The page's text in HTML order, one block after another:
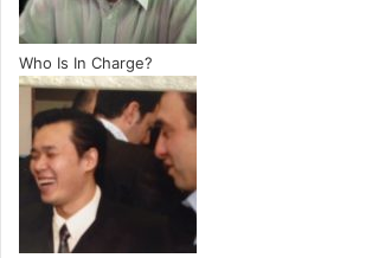
Who Is In Charge?